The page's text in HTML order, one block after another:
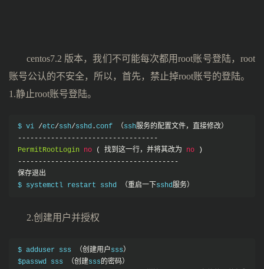
centos7.2 版本，我们不可能每次都用root账号登陆，root
账号公认的不安全，所以，首先，禁止掉root账号的登陆。
1.静止root账号登陆。
$ vi /etc/ssh/sshd .conf （ssh服务的配置文件，直接修改）
----------------------------------
PermitRootLogin no ( 找到这一行，并将其改为 no
)
---------------------------------------
保存退出
$ systemctl restart sshd
（重启一下sshd服务）
2.创建用户并授权
$ adduser sss （创建用户sss）
$passwd sss
（创建sss的密码）